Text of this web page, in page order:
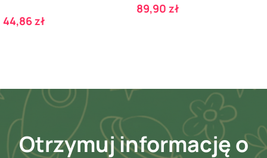
Cena
44,86 zł
Cena
89,90 zł
Otrzymuj informację o